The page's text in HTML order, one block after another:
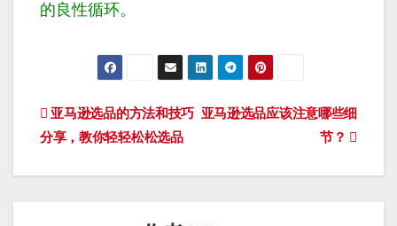
的良性循环。
文
章
亚马逊选品应该注意哪些细
节？
亚马逊选品的方法和技巧
分享，教你轻轻松松选品